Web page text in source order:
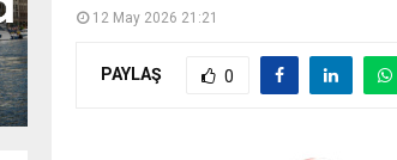
12 May 2026 21:21
PAYLAŞ 0